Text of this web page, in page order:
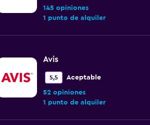
145 opiniones
1 punto de alquiler
Avis
5,5 Aceptable
52 opiniones
1 punto de alquiler